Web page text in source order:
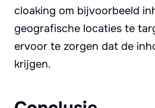
cloaking om bijvoorbeeld
geografische locaties te
ervoor te zorgen dat de
krijgen.